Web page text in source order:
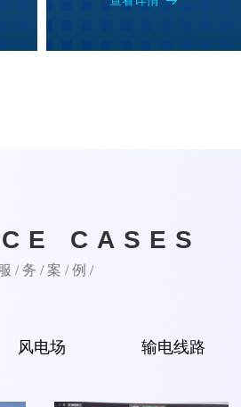
CASES
/ 务 / 案 / 例 /
风电场 输电线路